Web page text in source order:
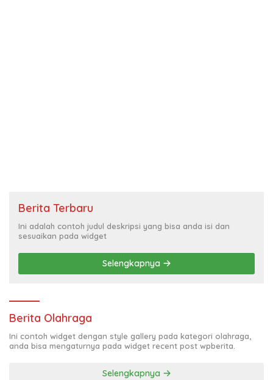
Berita Terbaru
Ini adalah contoh judul deskripsi yang bisa anda isi dan
sesuaikan pada widget
Selengkapnya
Berita Olahraga
Ini contoh widget dengan style gallery pada kategori olahraga,
anda bisa mengaturnya pada widget recent post wpberita.
Selengkapnya